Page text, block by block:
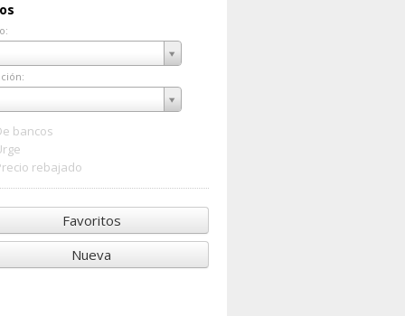
bancos
rebajado
Favoritos
Nueva